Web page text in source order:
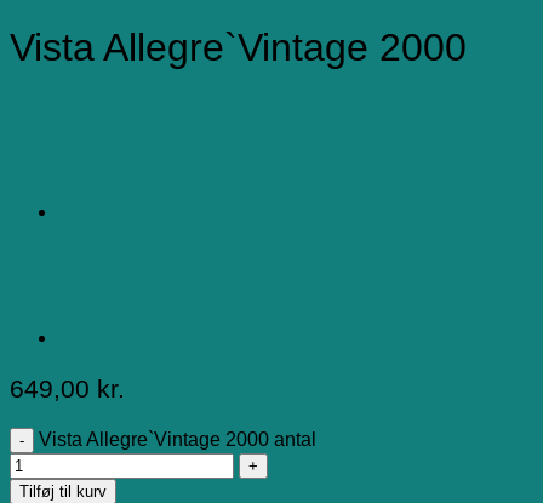
Vista Allegre`Vintage 2000
649,00 kr.
Vista Allegre`Vintage 2000 antal
Tilføj til kurv